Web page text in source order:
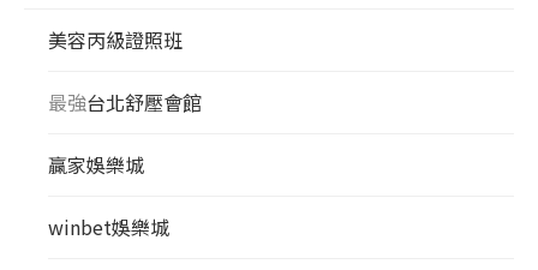
美容丙級證照班
最強台北舒壓會館
贏家娛樂城
winbet娛樂城